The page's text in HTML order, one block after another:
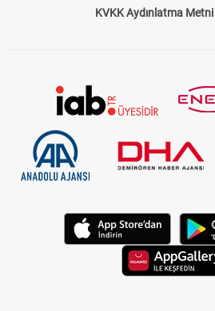
KVKK Aydınlatma